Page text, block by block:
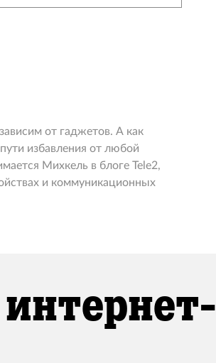
от гаджетов. А как
избавления от любой
Михкель в блоге Tele2,
и коммуникационных